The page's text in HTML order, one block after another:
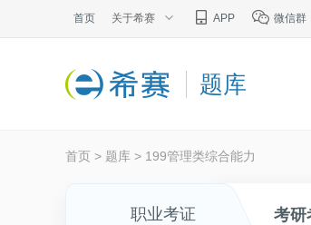
首页 关于希赛 APP 微信群
题库
首页 > 题库 > 199管理类综合能力
职业考证 考研